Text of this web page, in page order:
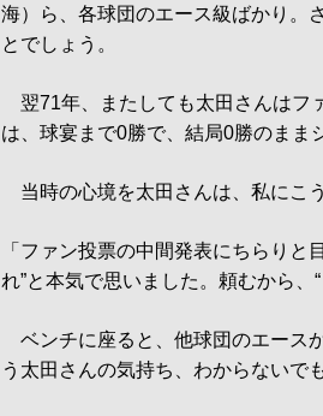
海）ら、各球団のエース級ばかり。
とでしょう。
翌71年、またしても太田さんはフ
は、球宴まで0勝で、結局0勝のまま
当時の心境を太田さんは、私にこ
「ファン投票の中間発表にちらりと
れ”と本気で思いました。頼むから
ベンチに座ると、他球団のエース
う太田さんの気持ち、わからないで